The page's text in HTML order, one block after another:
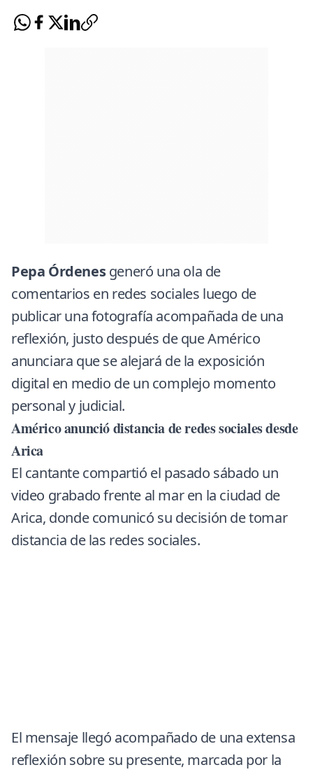
Pepa Órdenesgeneró una ola de
comentarios en redes sociales luego de
publicar una fotografía acompañada de una
reflexión, justo después de que Américo
anunciara que se alejará de la exposición
digital en medio de un complejo momento
personal y judicial.
Américo anunció distancia de redes sociales desde
Arica
El cantante compartió el pasado sábado un
video grabado frente al mar en la ciudad de
Arica, donde comunicó su decisión de tomar
distancia de las redes sociales.
El mensaje llegó acompañado de una extensa
reflexión sobre su presente, marcada por la